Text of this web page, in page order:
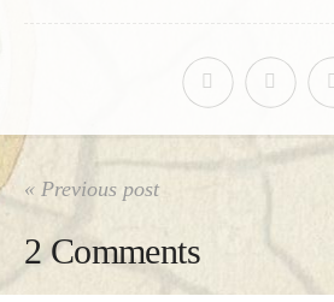
« Previous post
2 Comments